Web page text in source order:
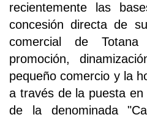
recientemente las
concesión directa de
comercial de
promoción,
pequeño comercio y la
a través de la puesta
de la denominada